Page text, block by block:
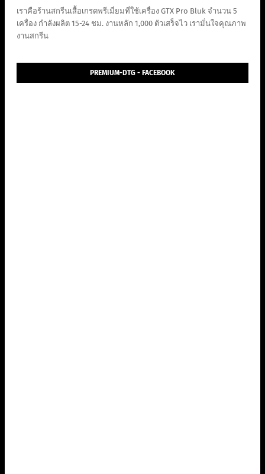
เราคือร้านสกรีนเสื้อเกรดพรีเมี่ยมที่ใช้เครื่อง GTX Pro Bluk จำนวน 5
เครื่อง กำลังผลิต 15-24 ชม. งานหลัก 1,000 ตัวเสร็จไว เรามั่นใจคุณภาพ
งานสกรีน
PREMIUM-DTG - FACEBOOK